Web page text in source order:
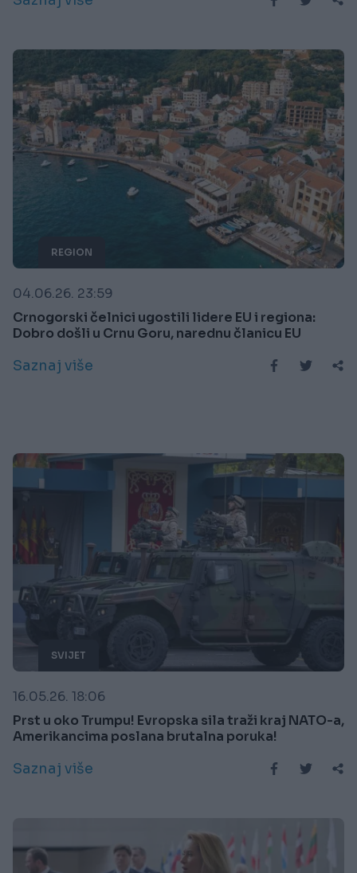
REGION
04.06.26. 23:59
Crnogorski čelnici ugostili lidere EU i regiona:
Dobro došli u Crnu Goru, narednu članicu EU
Saznaj više
SVIJET
16.05.26. 18:06
Prst u oko Trumpu! Evropska sila traži kraj NATO-a,
Amerikancima poslana brutalna poruka!
Saznaj više